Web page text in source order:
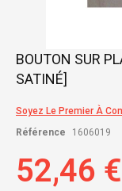
Skip
the
of
images
BOUTON SUR
SATINÉ]
Soyez Le Premier À
Référence
1606019
52,46 €